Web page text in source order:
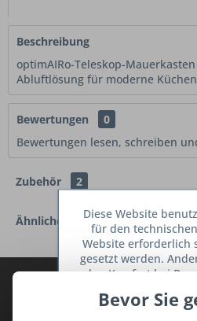
Beschreibung
optimAIRo-Teleskop-
Abluftlösung für moderne
Bewertungen
0
Bewertungen lesen, schreiben
Zubehör 2
Ähnliche Artikel
TraumKüche Newsletter
Bevor Sie
Diese Website
für den
Website erforderlich
gesetzt werden.
den Komfort bei
dienen oder die